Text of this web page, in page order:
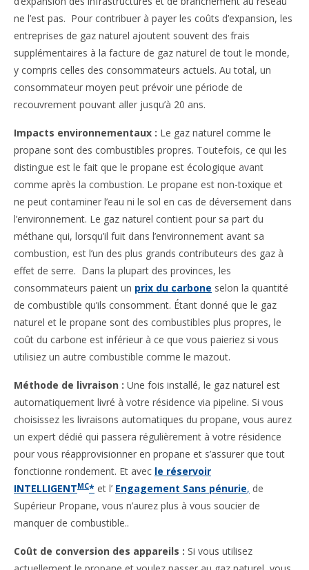
ne l’est pas. Pour contribuer à payer les coûts d’expansion, les
entreprises de gaz naturel ajoutent souvent des frais
supplémentaires à la facture de gaz naturel de tout le monde,
y compris celles des consommateurs actuels. Au total, un
consommateur moyen peut prévoir une période de
recouvrement pouvant aller jusqu’à 20 ans.
Impacts environnementaux : Le gaz naturel comme le
propane sont des combustibles propres. Toutefois, ce qui les
distingue est le fait que le propane est écologique avant
comme après la combustion. Le propane est non-toxique et
ne peut contaminer l’eau ni le sol en cas de déversement dans
l’environnement. Le gaz naturel contient pour sa part du
méthane qui, lorsqu’il fuit dans l’environnement avant sa
combustion, est l’un des plus grands contributeurs des gaz à
effet de serre. Dans la plupart des provinces, les
consommateurs paient un prix du carbone selon la quantité
de combustible qu’ils consomment. Étant donné que le gaz
naturel et le propane sont des combustibles plus propres, le
coût du carbone est inférieur à ce que vous paieriez si vous
utilisiez un autre combustible comme le mazout.
Méthode de livraison : Une fois installé, le gaz naturel est
automatiquement livré à votre résidence via pipeline. Si vous
choisissez les livraisons automatiques du propane, vous aurez
un expert dédié qui passera régulièrement à votre résidence
pour vous réapprovisionner en propane et s’assurer que tout
fonctionne rondement. Et avec le réservoir
INTELLIGENTMC* et l’ Engagement Sans pénurie, de
Supérieur Propane, vous n’aurez plus à vous soucier de
manquer de combustible..
Coût de conversion des appareils : Si vous utilisez